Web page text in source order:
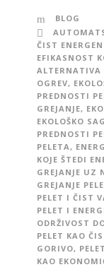
BLOG
ČIST
EFIKASNOST
ALTERNATIVA
OGREV,
PREDNOSTI
GREJANJE,
EKOLOŠKO
PREDNOSTI
PELETA,
KOJE ŠTEDI
GREJANJE UZ
GREJANJE
PELET I ČIST
PELET I
ODRŽIVOST
PELET KAO
GORIVO,
KAO